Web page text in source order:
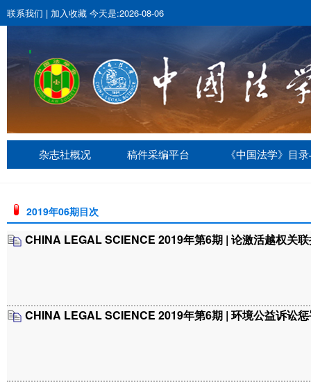
联系我们 | 加入收藏 今天是:2026-08-06
杂志社概况 稿件采编平台 《中国法学》目
2019年06期目次
CHINA LEGAL SCIENCE 2019年第6期 | 论激活越权关
CHINA LEGAL SCIENCE 2019年第6期 | 环境公益诉讼